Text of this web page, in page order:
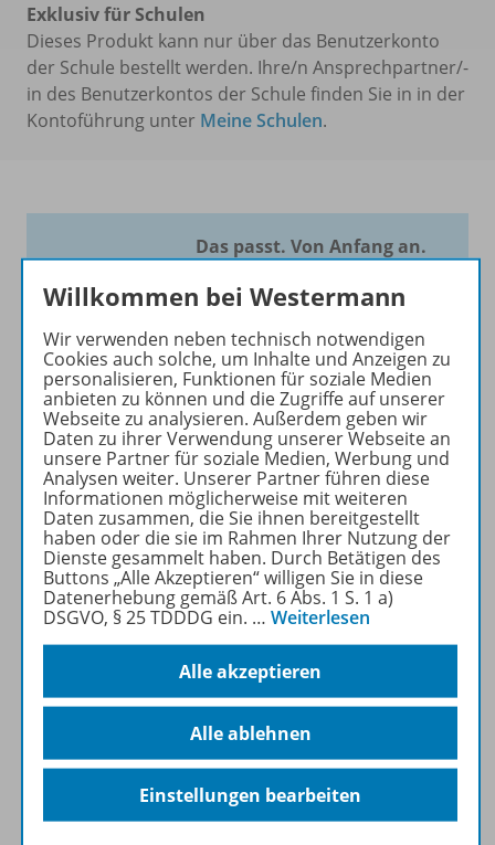
Exklusiv für Schulen
Dieses Produkt kann nur über das Benutzerkonto
der Schule bestellt werden. Ihre/n Ansprechpartner/-
in des Benutzerkontos der Schule finden Sie in in der
Kontoführung unter Meine Schulen.
Das passt. Von Anfang an.
Flex und Flo, Flex und Flora
sowie Flex and Florysind die
modernen Unterrichtswerke
für einen offenen und
flexiblen Unterricht in den
FächernMathematik,
DeutschundEnglisch.
Mehr erfahren
Produktinformationen
Lizenzbedingungen
Willkommen bei Westermann
Wir verwenden neben technisch notwendigen
Cookies auch solche, um Inhalte und Anzeigen zu
personalisieren, Funktionen für soziale Medien
anbieten zu können und die Zugriffe auf unserer
Webseite zu analysieren. Außerdem geben wir
Daten zu ihrer Verwendung unserer Webseite an
unsere Partner für soziale Medien, Werbung und
Analysen weiter. Unserer Partner führen diese
Informationen möglicherweise mit weiteren
Daten zusammen, die Sie ihnen bereitgestellt
haben oder die sie im Rahmen Ihrer Nutzung der
Dienste gesammelt haben. Durch Betätigen des
Buttons „Alle Akzeptieren“ willigen Sie in diese
Datenerhebung gemäß Art. 6 Abs. 1 S. 1 a)
DSGVO, § 25 TDDDG ein. … Weiterlesen
Alle akzeptieren
Alle ablehnen
Einstellungen bearbeiten